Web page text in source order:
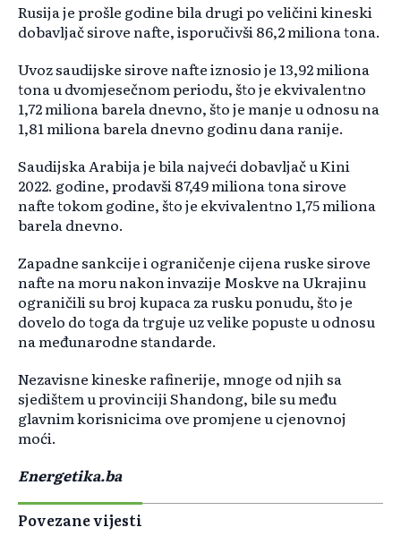
Rusija je prošle godine bila drugi po veličini kineski
dobavljač sirove nafte, isporučivši 86,2 miliona tona.
Uvoz saudijske sirove nafte iznosio je 13,92 miliona
tona u dvomjesečnom periodu, što je ekvivalentno
1,72 miliona barela dnevno, što je manje u odnosu na
1,81 miliona barela dnevno godinu dana ranije.
Saudijska Arabija je bila najveći dobavljač u Kini
2022. godine, prodavši 87,49 miliona tona sirove
nafte tokom godine, što je ekvivalentno 1,75 miliona
barela dnevno.
Zapadne sankcije i ograničenje cijena ruske sirove
nafte na moru nakon invazije Moskve na Ukrajinu
ograničili su broj kupaca za rusku ponudu, što je
dovelo do toga da trguje uz velike popuste u odnosu
na međunarodne standarde.
Nezavisne kineske rafinerije, mnoge od njih sa
sjedištem u provinciji Shandong, bile su među
glavnim korisnicima ove promjene u cjenovnoj
moći.
Energetika.ba
Povezane vijesti